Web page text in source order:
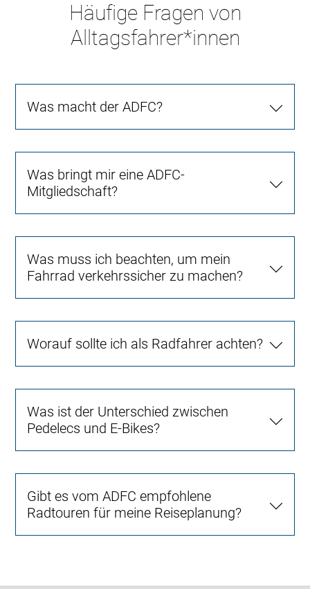
Häufige Fragen von
Alltagsfahrer*innen
Was macht der ADFC?
Was bringt mir eine ADFC-
Mitgliedschaft?
Was muss ich beachten, um mein
Fahrrad verkehrssicher zu machen?
Worauf sollte ich als Radfahrer achten?
Was ist der Unterschied zwischen
Pedelecs und E-Bikes?
Gibt es vom ADFC empfohlene
Radtouren für meine Reiseplanung?